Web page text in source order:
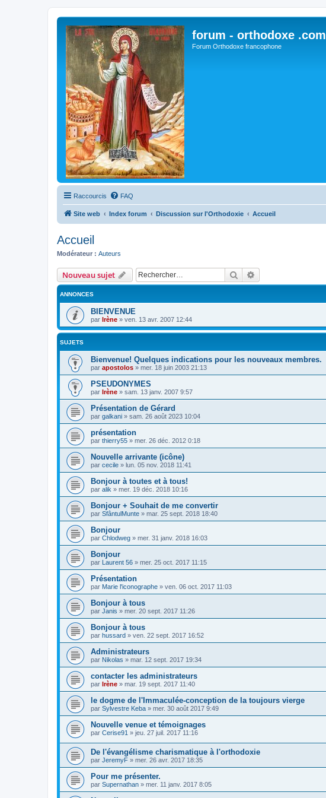
forum - orthodoxe .com
Forum Orthodoxe francophone
Raccourcis FAQ
Site web Index forum Discussion sur l'Orthodoxie Accueil
Accueil
Modérateur : Auteurs
Nouveau sujet Rechercher
ANNONCES
BIENVENUE
par Irène » ven. 13 avr. 2007 12:44
SUJETS
Bienvenue! Quelques indications pour les nouveaux membres.
par apostolos » mer. 18 juin 2003 21:13
PSEUDONYMES
par Irène » sam. 13 janv. 2007 9:57
Présentation de Gérard
par galkani » sam. 26 août 2023 10:04
présentation
par thierry55 » mer. 26 déc. 2012 0:18
Nouvelle arrivante (icône)
par cecile » lun. 05 nov. 2018 11:41
Bonjour à toutes et à tous!
par alik » mer. 19 déc. 2018 10:16
Bonjour + Souhait de me convertir
par SfântulMunte » mar. 25 sept. 2018 18:40
Bonjour
par Chlodweg » mer. 31 janv. 2018 16:03
Bonjour
par Laurent 56 » mer. 25 oct. 2017 11:15
Présentation
par Marie l'iconographe » ven. 06 oct. 2017 11:03
Bonjour à tous
par Janis » mer. 20 sept. 2017 11:26
Bonjour à tous
par hussard » ven. 22 sept. 2017 16:52
Administrateurs
par Nikolas » mar. 12 sept. 2017 19:34
contacter les administrateurs
par Irène » mar. 19 sept. 2017 11:40
le dogme de l'Immaculée-conception de la toujours vierge
par Sylvestre Keba » mer. 30 août 2017 9:49
Nouvelle venue et témoignages
par Cerise91 » jeu. 27 juil. 2017 11:16
De l'évangélisme charismatique à l'orthodoxie
par JeremyF » mer. 26 avr. 2017 18:35
Pour me présenter.
par Supernathan » mer. 11 janv. 2017 8:05